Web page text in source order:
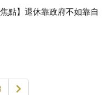
點】退休靠政府不如靠自